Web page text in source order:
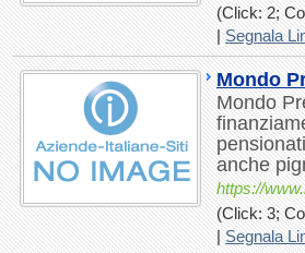
(Click: 2;
|Segnala
Mondo
Mondo
anche
https://
(Click: 3;
|Segnala